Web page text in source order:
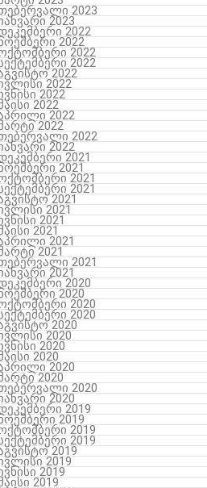
2023
2023
2022
2022
2022
2022
2022
2022
2022
2022
2022
2022
2022
2022
2021
2021
2021
2021
2021
2021
2021
2021
2021
2021
2021
2021
2020
2020
2020
2020
2020
2020
2020
2020
2020
2020
2020
2020
2019
2019
2019
2019
2019
2019
2019
2019